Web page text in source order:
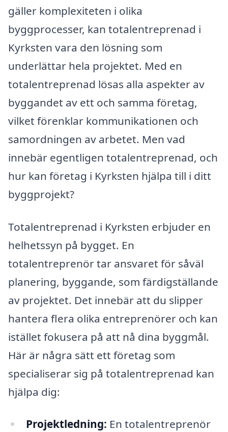
gäller komplexiteten i olika
byggprocesser, kan totalentreprenad i
Kyrksten vara den lösning som
underlättar hela projektet. Med en
totalentreprenad lösas alla aspekter av
byggandet av ett och samma företag,
vilket förenklar kommunikationen och
samordningen av arbetet. Men vad
innebär egentligen totalentreprenad, och
hur kan företag i Kyrksten hjälpa till i ditt
byggprojekt?
Totalentreprenad i Kyrksten erbjuder en
helhetssyn på bygget. En
totalentreprenör tar ansvaret för såväl
planering, byggande, som färdigställande
av projektet. Det innebär att du slipper
hantera flera olika entreprenörer och kan
istället fokusera på att nå dina byggmål.
Här är några sätt ett företag som
specialiserar sig på totalentreprenad kan
hjälpa dig:
Projektledning: En totalentreprenör